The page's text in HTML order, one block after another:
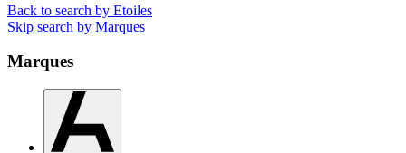
Back to search by Etoiles
Skip search by Marques
Marques